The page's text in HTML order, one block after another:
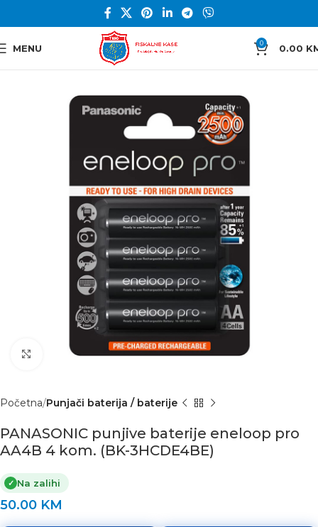
MENU 0 0.00
Click to enlarge
Početna Punjači baterija / baterije
PANASONIC punjive baterije eneloop pro
AA4B 4 kom. (BK-3HCDE4BE)
✓ Na zalihi
50.00 KM